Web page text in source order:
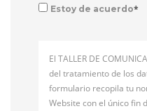
Estoy de acuerdo*
El TALLER DE
del tratamiento de los
formulario recopila tu
Website con el único fin